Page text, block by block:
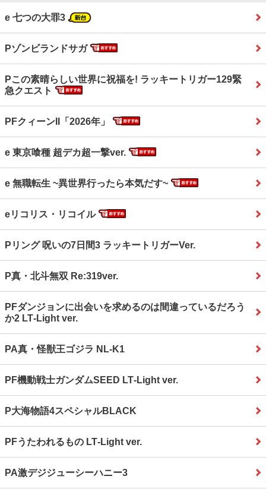
e 七つの大罪3
Pゾンビランドサガ
Pこの素晴らしい世界に祝福を! ラッキートリガー129緊
急クエスト
PFクィーンII「2026年」
e 東京喰種 超デカ超一撃ver.
e 無職転生 ~異世界行ったら本気だす~
eリコリス・リコイル
Pリング 呪いの7日間3 ラッキートリガーVer.
P真・北斗無双 Re:319ver.
PFダンジョンに出会いを求めるのは間違っているだろう
か2 LT‐Light ver.
PA真・怪獣王ゴジラ NL‐K1
PF機動戦士ガンダムSEED LT‐Light ver.
P大海物語4スペシャルBLACK
PFうたわれるもの LT‐Light ver.
PA激デジジューシーハニー3